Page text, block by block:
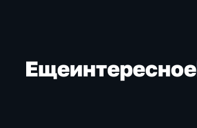
Ещеинтересное